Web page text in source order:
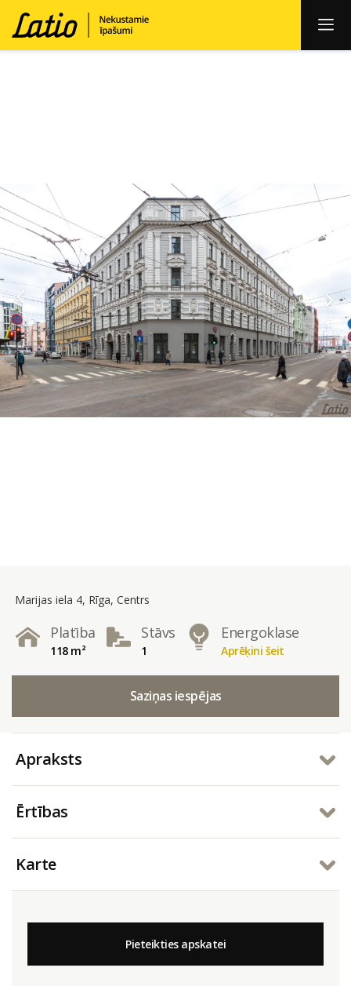
Marijas iela 4, Rīga, Centrs
Platība
118 m²
Stāvs
1
Energoklase
Aprēķini šeit
Saziņas iespējas
Apraksts
Ērtības
Karte
Pieteikties apskatei